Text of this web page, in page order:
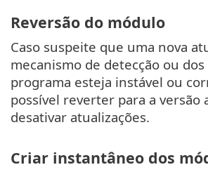
Reversão do módulo
Caso suspeite que uma nova
mecanismo de detecção ou
programa esteja instável ou
possível reverter para a versão
desativar atualizações.
Criar instantâneo dos